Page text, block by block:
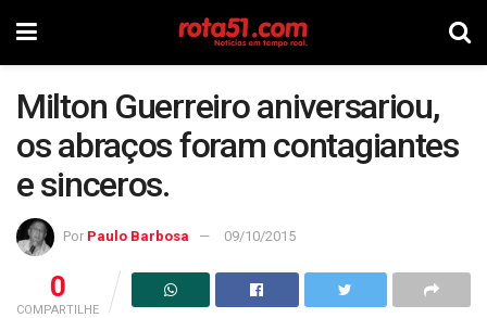
Milton Guerreiro aniversariou,
os abraços foram contagiantes
e sinceros.
Por Paulo Barbosa 09/10/2015
0
COMPARTILHE